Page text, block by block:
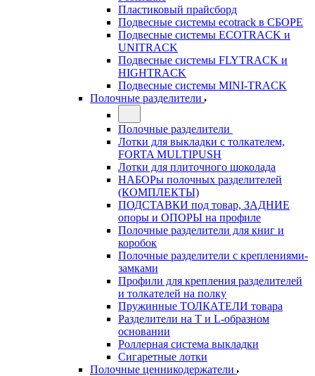
Пластиковый прайсборд
Подвесные системы ecotrack в СБОРЕ
Подвесные системы ECOTRACK и
UNITRACK
Подвесные системы FLYTRACK и
HIGHTRACK
Подвесные системы MINI-TRACK
Полочные разделители
Полочные разделители
Лотки для выкладки с толкателем,
FORTA MULTIPUSH
Лотки для плиточного шоколада
НАБОРы полочных разделителей
(КОМПЛЕКТЫ)
ПОДСТАВКИ под товар, ЗАДНИЕ
опоры и ОПОРЫ на профиле
Полочные разделители для книг и
коробок
Полочные разделители с креплениями-
замками
Профили для крепления разделителей
и толкателей на полку
Пружинные ТОЛКАТЕЛИ товара
Разделители на Т и L-образном
основании
Роллерная система выкладки
Сигаретные лотки
Полочные ценникодержатели